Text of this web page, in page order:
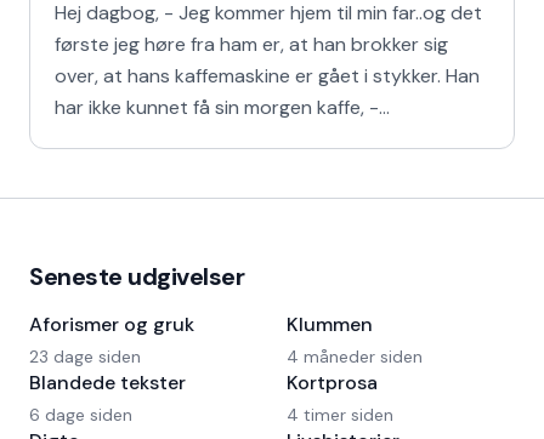
Hej dagbog, - Jeg kommer hjem til min far..og det
første jeg høre fra ham er, at han brokker sig
over, at hans kaffemaskine er gået i stykker. Han
har ikke kunnet få sin morgen kaffe, -
Seneste udgivelser
Aforismer og gruk
23 dage siden
Blandede tekster
6 dage siden
Klummen
4 måneder siden
Kortprosa
4 timer siden